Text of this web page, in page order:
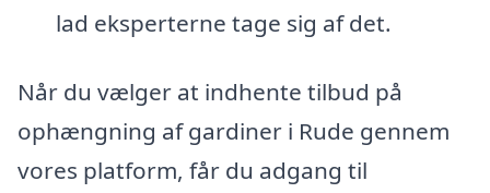
lad eksperterne tage sig af det.
Når du vælger at indhente tilbud på
ophængning af gardiner i Rude gennem
vores platform, får du adgang til